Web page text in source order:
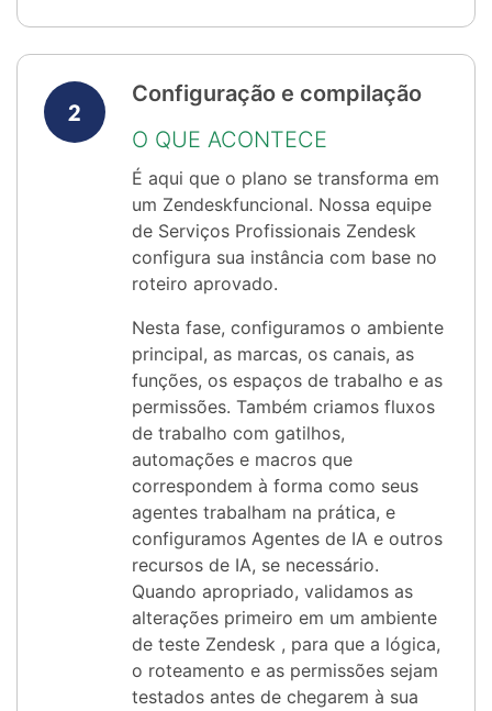
Configuração e compilação
O QUE ACONTECE
É aqui que o plano se transforma em
um Zendeskfuncional. Nossa equipe
de Serviços Profissionais Zendesk
configura sua instância com base no
roteiro aprovado.
Nesta fase, configuramos o ambiente
principal, as marcas, os canais, as
funções, os espaços de trabalho e as
permissões. Também criamos fluxos
de trabalho com gatilhos,
automações e macros que
correspondem à forma como seus
agentes trabalham na prática, e
configuramos Agentes de IA e outros
recursos de IA, se necessário.
Quando apropriado, validamos as
alterações primeiro em um ambiente
de teste Zendesk , para que a lógica,
o roteamento e as permissões sejam
testados antes de chegarem à sua